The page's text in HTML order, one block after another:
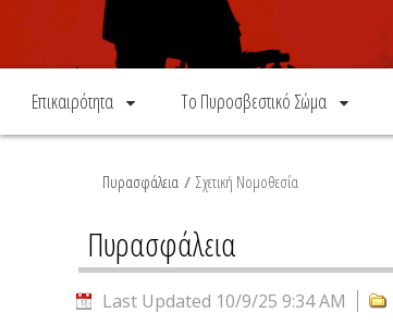
Επικαιρότητα Το Πυροσβεστικό Σώμα
Πυρασφάλεια / Σχετική Νομοθεσία
Πυρασφάλεια
Last Updated 10/9/25 9:34 AM